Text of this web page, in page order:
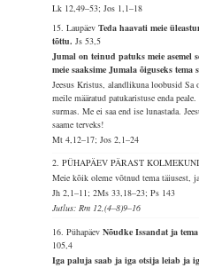
Lk 12,49–53; Jos 1,1–18
15. LaupäevTeda haavati meie
tõttu.Js 53,5
Jumal on teinud patuks meie asemel
meie saaksime Jumala õiguseks tema
Jeesus Kristus, alandlikuna loobusid Sa
meile määratud patukaristuse enda
surmas. Me ei saa end ise lunastada.
saame terveks!
Mt 4,12–17; Jos 2,1–24
2. PÜHAPÄEV PÄRAST
Meie kõik oleme võtnud tema täiusest,
Jh 2,1–11; 2Ms 33,18–23; Ps 143
Jutlus: Rm 12,(4–8)9–16
16. PühapäevNõudke Issandat ja
105,4
Iga paluja saab ja iga otsija leiab ja